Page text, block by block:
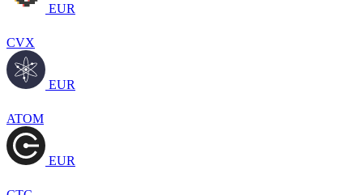
EUR
CVX
EUR
ATOM
EUR